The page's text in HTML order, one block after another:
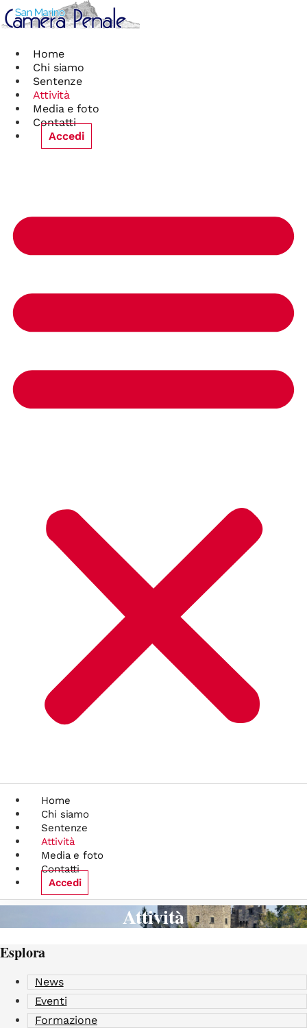
Vai
al
Home
Chi siamo
Sentenze
Attività
Media e foto
Contatti
Accedi
Home
Chi siamo
Sentenze
Attività
Media e foto
Contatti
Accedi
Attività
Esplora
News
Eventi
Formazione